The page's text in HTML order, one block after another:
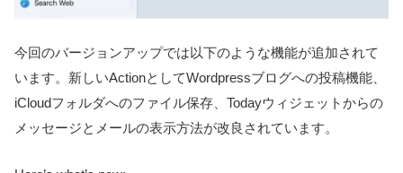
今回のバージョンアップでは以下のような機能が追加されて
います。新しいActionとしてWordpressブログへの投稿機能、
iCloudフォルダへのファイル保存、Todayウィジェットからの
メッセージとメールの表示方法が改良されています。